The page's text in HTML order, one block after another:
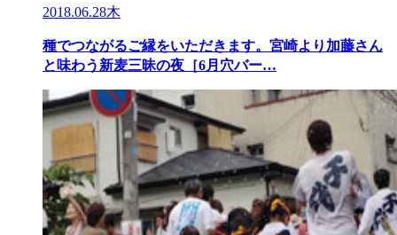
2018.06.28木
種でつながるご縁をいただきます。宮崎より加藤さん
と味わう新麦三昧の夜［6月穴バー…